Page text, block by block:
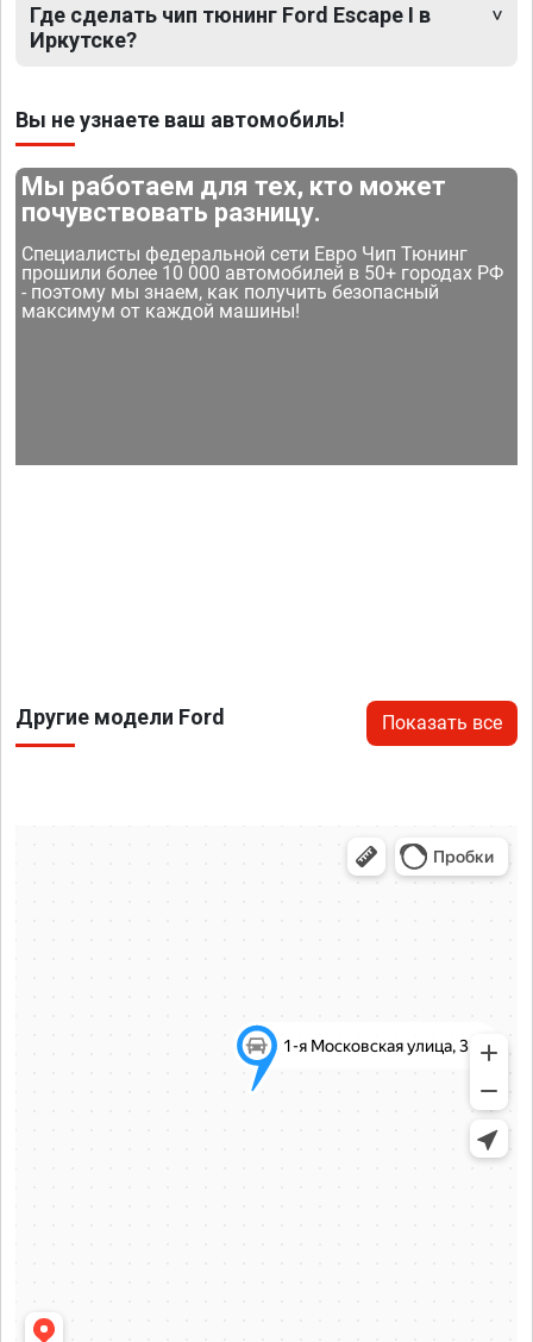
Где сделать чип тюнинг Ford Escape I в
Иркутске?
Вы не узнаете ваш автомобиль!
Мы работаем для тех, кто может
почувствовать разницу.
Специалисты федеральной сети Евро Чип Тюнинг
прошили более 10 000 автомобилей в 50+ городах РФ
- поэтому мы знаем, как получить безопасный
максимум от каждой машины!
Другие модели Ford Показать все